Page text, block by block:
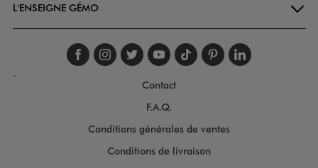
L'ENSEIGNE GÉMO
Suivez-nous sur
Suivez-nous sur
Suivez-nous sur
Suivez-nous
Suivez-nous
Suivez-
.
Contact
F.A.Q.
Conditions générales de ventes
Conditions de livraison